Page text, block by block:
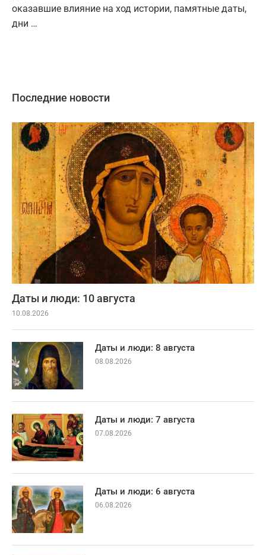
оказавшие влияние на ход истории, памятные даты,
дни …
Последние новости
Даты и люди: 10 августа
10.08.2026
Даты и люди: 8 августа
08.08.2026
Даты и люди: 7 августа
07.08.2026
Даты и люди: 6 августа
06.08.2026